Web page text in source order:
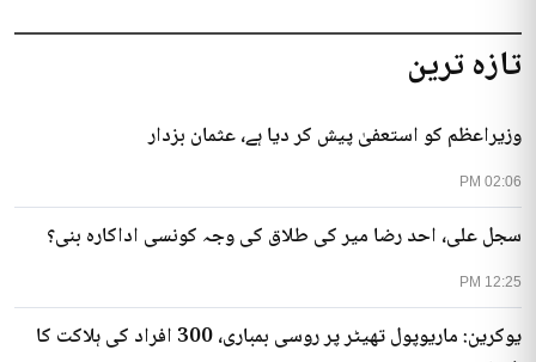
تازہ ترین
02:06 PM
وزیراعظم کو استعفیٰ پیش کر دیا ہے، عثمان بزدار
12:25 PM
سجل علی، احد رضا میر کی طلاق کی وجہ کونسی اداکارہ بنی؟
یوکرین: ماریوپول تھیٹر پر روسی بمباری، 300 افراد کی ہلاکت کا